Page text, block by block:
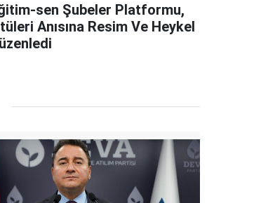
sen Şubeler Platformu,
Anısına Resim Ve Heykel